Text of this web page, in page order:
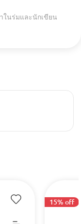
นร่มและนักเขียน
15% off